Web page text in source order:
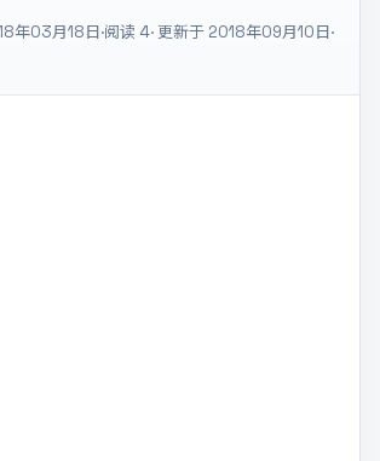
年03月18日·阅读 4· 更新于 2018年09月10日·